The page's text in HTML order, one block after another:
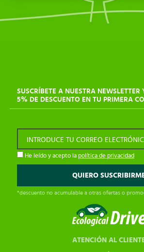
SUSCRÍBETE A NUESTRA NEWSLETTER
5% DE DESCUENTO EN TU PRIMERA
INTRODUCE TU CORREO
He leído y acepto la política de privacidad
*descuento no acumulable a otras ofertas o
ATENCIÓN AL